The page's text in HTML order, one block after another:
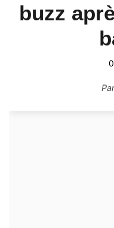
buzz